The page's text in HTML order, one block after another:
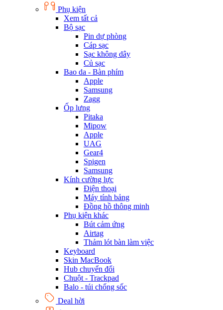
Phụ kiện
Xem tất cả
Bộ sạc
Pin dự phòng
Cáp sạc
Sạc không dây
Củ sạc
Bao da - Bàn phím
Apple
Samsung
Zagg
Ốp lưng
Pitaka
Mipow
Apple
UAG
Gear4
Spigen
Samsung
Kính cường lực
Điện thoại
Máy tính bảng
Đồng hồ thông minh
Phụ kiện khác
Bút cảm ứng
Airtag
Thảm lót bàn làm việc
Keyboard
Skin MacBook
Hub chuyển đổi
Chuột - Trackpad
Balo - túi chống sốc
Deal hời